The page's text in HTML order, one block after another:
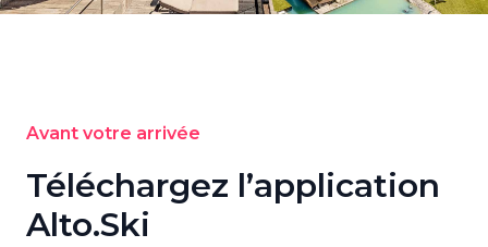
Avant votre arrivée
Téléchargez l’application
Alto.Ski